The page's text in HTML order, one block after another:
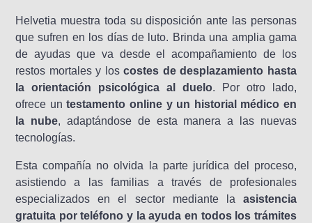
Helvetia muestra toda su disposición ante las personas
que sufren en los días de luto. Brinda una amplia gama
de ayudas que va desde el acompañamiento de los
restos mortales y loscostes de desplazamiento hasta
la orientación psicológica al duelo. Por otro lado,
ofrece untestamento online y un historial médico en
la nube, adaptándose de esta manera a las nuevas
tecnologías.
Esta compañía no olvida la parte jurídica del proceso,
asistiendo a las familias a través de profesionales
especializados en el sector mediante la asistencia
gratuita por teléfono y la ayuda en todos los trámites